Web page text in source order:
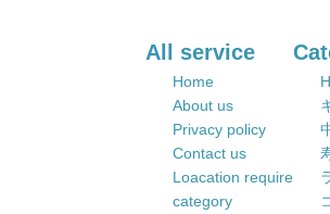
All service
Home
About us
Privacy policy
Contact us
Loacation require
category